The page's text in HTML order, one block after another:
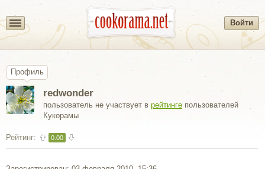
Войти
Профиль
Рейтинг: 0.00
redwonder
пользователь не участвует в рейтинге пользователей
Кукорамы